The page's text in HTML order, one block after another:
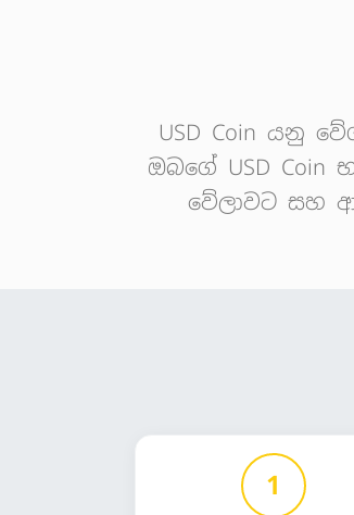
USD Coin යනු
ඔබගේ USD
වේලාවට සහ
1